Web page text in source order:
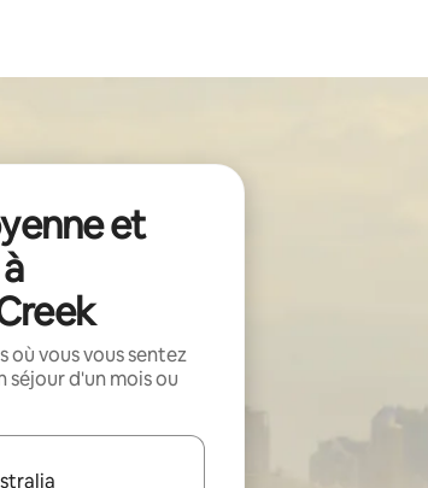
et
où vous vous sentez
séjour d'un mois ou
utilisez les flèches vers le haut et vers le bas